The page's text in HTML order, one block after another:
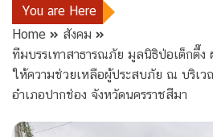
You are Here
Home
สังคม
ทีมบรรเทาสาธารณภัย มูลนิธิป่อเต็กตึ๊ง
ให้ความช่วยเหลือผู้ประสบภัย ณ บริเ
อำเภอปากช่อง จังหวัดนครราชสีมา